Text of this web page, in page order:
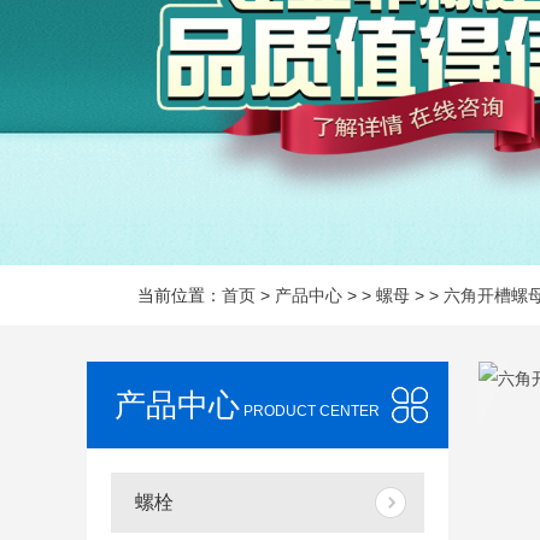
当前位置： 首页 > 产品中心 > > 螺母 > > 六角开槽螺
产品中心 PRODUCT CENTER
螺栓